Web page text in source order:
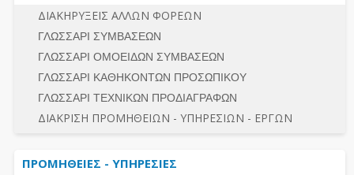
ΔΙΚΑΙΟΥΜΕΝΟΙ ΣΥΜΜΕΤΟΧΗΣ
ΠΡΟΣΦΟΡΕΣ – ΔΙΚΑΙΟΛΟΓΗΤΙΚΑ ΣΥΜΜΕΤΟΧΗΣ
ΔΙΕΞΑΓΩΓΗ ΔΙΑΔΙΚΑΣΙΑΣ
ΕΣΗΔΗΣ – ΚΗΜΔΗΣ
ΠΕΡΙΛΗΨΕΙΣ ΑΠΟΦΑΣΕΩΝ Α.Ε.Π.Π. - Ε.Α.ΔΗ.ΣΥ.
ΣΥΝΟΛΟ
ΔΙΕΞΑΓΩΓΗ ΔΙΑΔΙΚΑΣΙΑΣ
ΔΙΑΔΙΚΑΣΙΕΣ ΑΝΑΘΕΣΗΣ
ΓΕΝΙΚΟΙ ΚΑΝΟΝΕΣ
ΠΡΟΕΤΟΙΜΑΣΙΑ - ΔΗΜΟΣΙΟΤΗΤΑ
ΛΟΓΟΙ ΑΠΟΚΛΕΙΣΜΟΥ-ΔΙΚΑΙΟΥΜΕΝΟΙ ΣΥΜΜΕΤΟΧΗΣ
ΠΡΟΣΦΟΡΕΣ - ΔΙΚΑΙΟΛΟΓΗΤΙΚΑ ΣΥΜΜΕΤΟΧΗΣ
ΔΙΑΚΗΡΥΞΕΙΣ ΑΛΛΩΝ ΦΟΡΕΩΝ
ΓΛΩΣΣΑΡΙ ΣΥΜΒΑΣΕΩΝ
ΓΛΩΣΣΑΡΙ ΟΜΟΕΙΔΩΝ ΣΥΜΒΑΣΕΩΝ
ΓΛΩΣΣΑΡΙ ΚΑΘΗΚΟΝΤΩΝ ΠΡΟΣΩΠΙΚΟΥ
ΓΛΩΣΣΑΡΙ ΤΕΧΝΙΚΩΝ ΠΡΟΔΙΑΓΡΑΦΩΝ
ΔΙΑΚΡΙΣΗ ΠΡΟΜΗΘΕΙΩΝ - ΥΠΗΡΕΣΙΩΝ - ΕΡΓΩΝ
ΠΡΟΜΗΘΕΙΕΣ - ΥΠΗΡΕΣΙΕΣ